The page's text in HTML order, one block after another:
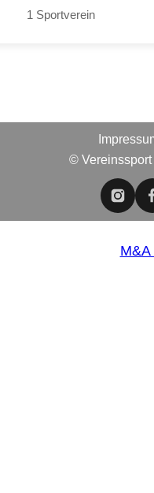
1 Sportverein
©